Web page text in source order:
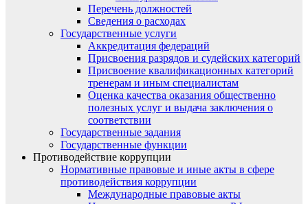
Перечень должностей
Сведения о расходах
Государственные услуги
Аккредитация федераций
Присвоения разрядов и судейских категорий
Присвоение квалификационных категорий
тренерам и иным специалистам
Оценка качества оказания общественно
полезных услуг и выдача заключения о
соответствии
Государственные задания
Государственные функции
Противодействие коррупции
Нормативные правовые и иные акты в сфере
противодействия коррупции
Международные правовые акты